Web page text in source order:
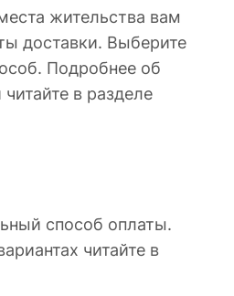
жительства вам
доставки. Выберите
Подробнее об
в разделе
способ оплаты.
читайте в